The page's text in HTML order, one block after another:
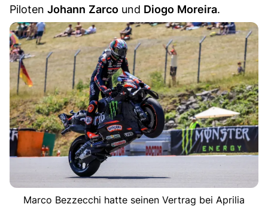
Piloten Johann Zarco und Diogo Moreira.
Marco Bezzecchi hatte seinen Vertrag bei Aprilia